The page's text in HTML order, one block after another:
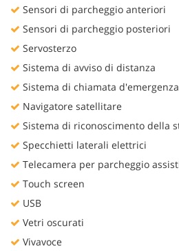
Sensori di parcheggio anteriori
Sensori di parcheggio posteriori
Servosterzo
Sistema di avviso di distanza
Sistema di chiamata d'emergenza
Navigatore satellitare
Sistema di riconoscimento della
Specchietti laterali elettrici
Telecamera per parcheggio
Touch screen
USB
Vetri oscurati
Vivavoce